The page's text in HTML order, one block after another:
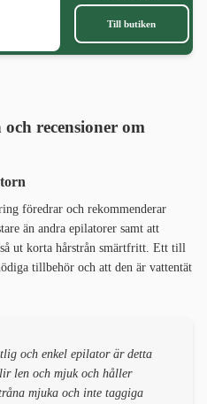
Till butiken
recensioner om
föredrar och rekommenderar
än andra epilatorer samt att
ut korta hårstrån smärtfritt. Ett till
tillbehör och att den är vattentät
och enkel epilator är detta
len och mjuk och håller
mjuka och inte taggiga